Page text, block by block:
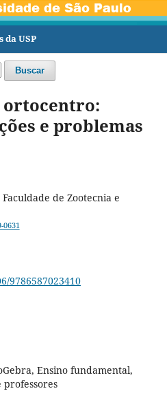
USP
Buscar
ortocentro:
e problemas
de Zootecnia e
0631
9786587023410
Ensino fundamental,
professores